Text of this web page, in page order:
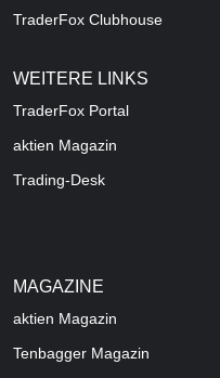
TraderFox Clubhouse
WEITERE LINKS
TraderFox Portal
aktien Magazin
Trading-Desk
MAGAZINE
aktien Magazin
Tenbagger Magazin